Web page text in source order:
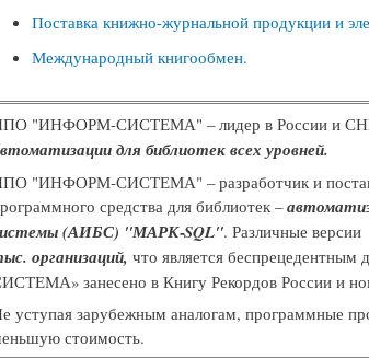
Поставка книжно-журнальной продукции и
Международный книгообмен.
"ИНФОРМ-СИСТЕМА" – лидер в России и СНГ
для библиотек всех уровней.
"ИНФОРМ-СИСТЕМА" – разработчик и
средства для библиотек –
(АИБС) "МАРК‑SQL". Различные
организаций, что является
занесено в Книгу Рекордов России и
уступая зарубежным аналогам, программные
стоимость.